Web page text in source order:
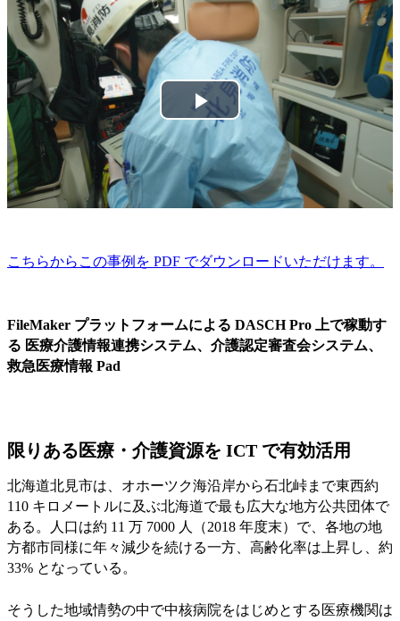
Play
Video
こちらからこの事例を PDF でダウンロードいただけます。
FileMaker プラットフォームによる DASCH Pro 上で稼動す
る 医療介護情報連携システム、介護認定審査会システム、
救急医療情報 Pad
限りある医療・介護資源を ICT で有効活用
北海道北見市は、オホーツク海沿岸から石北峠まで東西約
110 キロメートルに及ぶ北海道で最も広大な地方公共団体で
ある。人口は約 11 万 7000 人（2018 年度末）で、各地の地
方都市同様に年々減少を続ける一方、高齢化率は上昇し、約
33% となっている。
そうした地域情勢の中で中核病院をはじめとする医療機関は